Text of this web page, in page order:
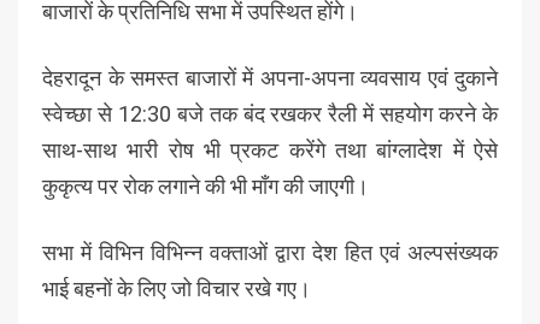
बाजारों के प्रतिनिधि सभा में उपस्थित होंगे।
देहरादून के समस्त बाजारों में अपना-अपना व्यवसाय एवं दुकाने
स्वेच्छा से 12:30 बजे तक बंद रखकर रैली में सहयोग करने के
साथ-साथ भारी रोष भी प्रकट करेंगे तथा बांग्लादेश में ऐसे
कुकृत्य पर रोक लगाने की भी माँग की जाएगी।
सभा में विभिन विभिन्न वक्ताओं द्वारा देश हित एवं अल्पसंख्यक
भाई बहनों के लिए जो विचार रखे गए।